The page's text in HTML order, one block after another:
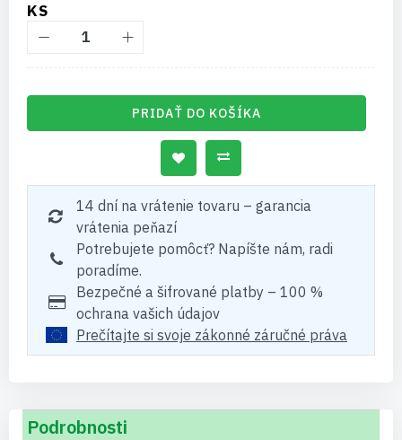
KS
PRIDAŤ DO KOŠÍKA
14 dní na vrátenie tovaru – garancia
vrátenia peňazí
Potrebujete pomôcť? Napíšte nám, radi
poradíme.
Bezpečné a šifrované platby – 100 %
ochrana vašich údajov
Prečítajte si svoje zákonné záručné práva
Podrobnosti